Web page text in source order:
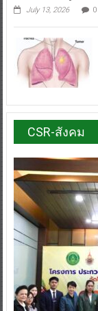
July 13, 2026 0
CSR-สังคม